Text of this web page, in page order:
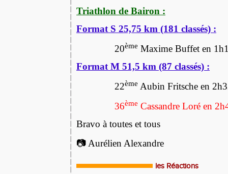
Triathlon de Bairon :
Format S 25,75 km (181 classés) :
20ème Maxime Buffet en
Format M 51,5 km (87 classés) :
22ème Aubin Fritsche en
36ème Cassandre Loré en
Bravo à toutes et tous
📷 Aurélien Alexandre
les Réactions